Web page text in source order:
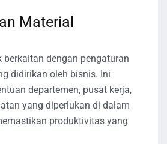
Material
berkaitan dengan pengaturan
didirikan oleh bisnis. Ini
departemen, pusat kerja,
yang diperlukan di dalam
produktivitas yang